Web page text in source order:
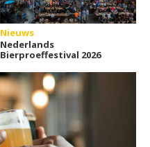
Nieuws
Nederlands
Bierproeffestival 2026